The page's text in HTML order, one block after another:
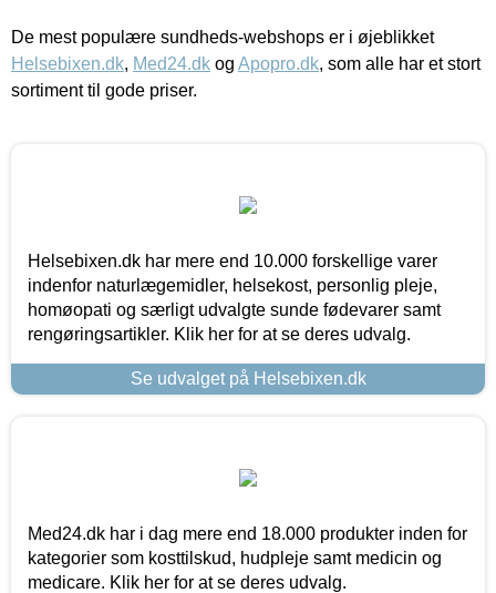
De mest populære sundheds-webshops er i øjeblikket
Helsebixen.dk, Med24.dk og Apopro.dk, som alle har et stort
sortiment til gode priser.
Helsebixen.dk har mere end 10.000 forskellige varer
indenfor naturlægemidler, helsekost, personlig pleje,
homøopati og særligt udvalgte sunde fødevarer samt
rengøringsartikler. Klik her for at se deres udvalg.
Se udvalget på Helsebixen.dk
Med24.dk har i dag mere end 18.000 produkter inden for
kategorier som kosttilskud, hudpleje samt medicin og
medicare. Klik her for at se deres udvalg.